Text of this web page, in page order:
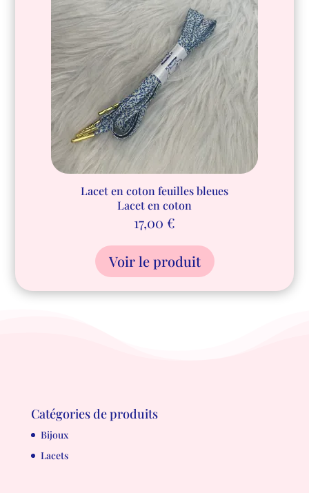
Lacet en coton feuilles bleues
Lacet en coton
17,00 €
Voir le produit
Catégories de produits
Bijoux
Lacets